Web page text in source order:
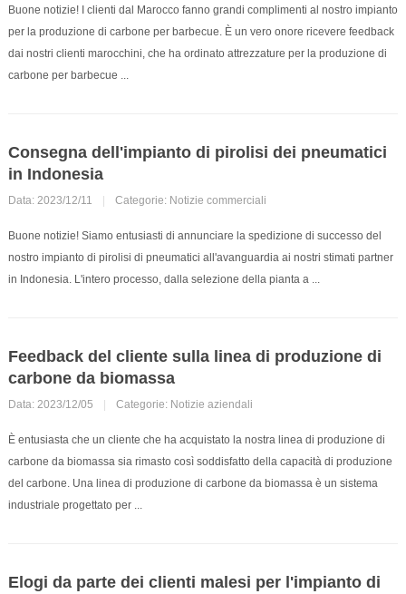
Buone notizie! I clienti dal Marocco fanno grandi complimenti al nostro impianto
per la produzione di carbone per barbecue. È un vero onore ricevere feedback
dai nostri clienti marocchini, che ha ordinato attrezzature per la produzione di
carbone per barbecue ...
Consegna dell'impianto di pirolisi dei pneumatici
in Indonesia
Data: 2023/12/11 Categorie: Notizie commerciali
Buone notizie! Siamo entusiasti di annunciare la spedizione di successo del
nostro impianto di pirolisi di pneumatici all'avanguardia ai nostri stimati partner
in Indonesia. L'intero processo, dalla selezione della pianta a ...
Feedback del cliente sulla linea di produzione di
carbone da biomassa
Data: 2023/12/05 Categorie: Notizie aziendali
È entusiasta che un cliente che ha acquistato la nostra linea di produzione di
carbone da biomassa sia rimasto così soddisfatto della capacità di produzione
del carbone. Una linea di produzione di carbone da biomassa è un sistema
industriale progettato per ...
Elogi da parte dei clienti malesi per l'impianto di